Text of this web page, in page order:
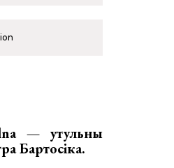
— утульны
Бартосіка.